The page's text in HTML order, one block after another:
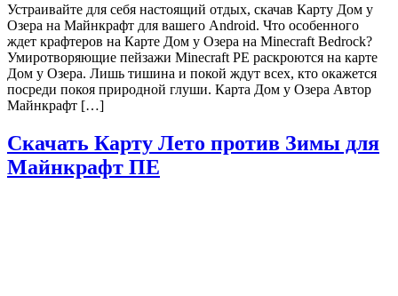
Устраивайте для себя настоящий отдых, скачав Карту Дом у
Озера на Майнкрафт для вашего Android. Что особенного
ждет крафтеров на Карте Дом у Озера на Minecraft Bedrock?
Умиротворяющие пейзажи Minecraft PE раскроются на карте
Дом у Озера. Лишь тишина и покой ждут всех, кто окажется
посреди покоя природной глуши. Карта Дом у Озера Автор
Майнкрафт […]
Скачать Карту Лето против Зимы для
Майнкрафт ПЕ